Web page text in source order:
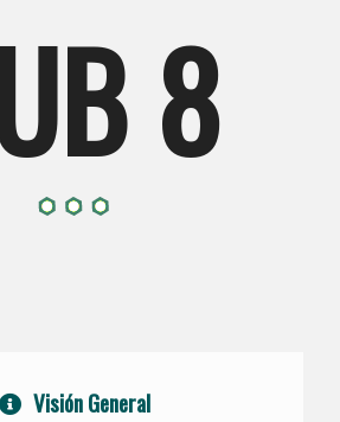
8
Visión General